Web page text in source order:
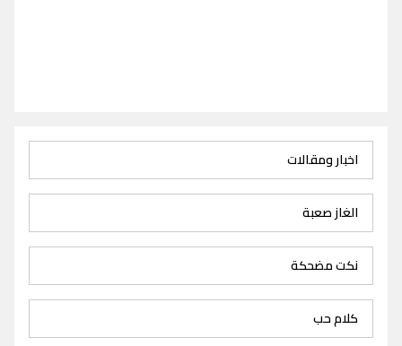
اخبار ومقالات
الغاز صعبة
نكت مضحكة
كلام حب